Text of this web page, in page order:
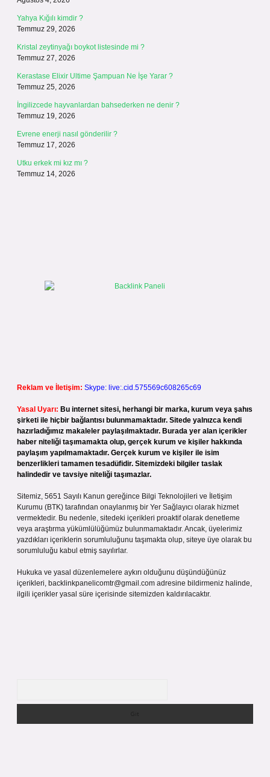
Yahya Kığılı kimdir ?
Temmuz 29, 2026
Kristal zeytinyağı boykot listesinde mi ?
Temmuz 27, 2026
Kerastase Elixir Ultime Şampuan Ne İşe Yarar ?
Temmuz 25, 2026
İngilizcede hayvanlardan bahsederken ne denir ?
Temmuz 19, 2026
Evrene enerji nasıl gönderilir ?
Temmuz 17, 2026
Utku erkek mi kız mı ?
Temmuz 14, 2026
Reklam ve İletişim: Skype: live:.cid.575569c608265c69
Yasal Uyarı: Bu internet sitesi, herhangi bir marka, kurum veya şahıs
şirketi ile hiçbir bağlantısı bulunmamaktadır. Sitede yalnızca kendi
hazırladığımız makaleler paylaşılmaktadır. Burada yer alan içerikler
haber niteliği taşımamakta olup, gerçek kurum ve kişiler hakkında
paylaşım yapılmamaktadır. Gerçek kurum ve kişiler ile isim
benzerlikleri tamamen tesadüfidir. Sitemizdeki bilgiler taslak
halindedir ve tavsiye niteliği taşımazlar.
Sitemiz, 5651 Sayılı Kanun gereğince Bilgi Teknolojileri ve İletişim
Kurumu (BTK) tarafından onaylanmış bir Yer Sağlayıcı olarak hizmet
vermektedir. Bu nedenle, sitedeki içerikleri proaktif olarak denetleme
veya araştırma yükümlülüğümüz bulunmamaktadır. Ancak, üyelerimiz
yazdıkları içeriklerin sorumluluğunu taşımakta olup, siteye üye olarak bu
sorumluluğu kabul etmiş sayılırlar.
Hukuka ve yasal düzenlemelere aykırı olduğunu düşündüğünüz
içerikleri, backlinkpanelicomtr@gmail.com adresine bildirmeniz halinde,
ilgili içerikler yasal süre içerisinde sitemizden kaldırılacaktır.